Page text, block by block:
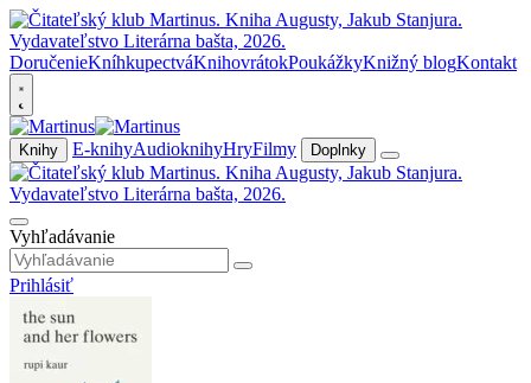
DoručenieKníhkupectváKnihovrátokPoukážkyKnižný blogKontakt
Knihy E-knihyAudioknihyHryFilmy Doplnky
Vyhľadávanie
Prihlásiť